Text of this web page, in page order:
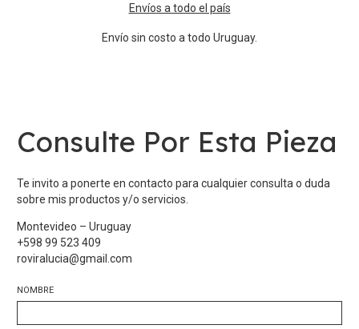
Envíos a todo el país
Envío sin costo a todo Uruguay.
Consulte Por Esta Pieza
Te invito a ponerte en contacto para cualquier consulta o duda
sobre mis productos y/o servicios.
Montevideo – Uruguay
+598 99 523 409
roviralucia@gmail.com
NOMBRE